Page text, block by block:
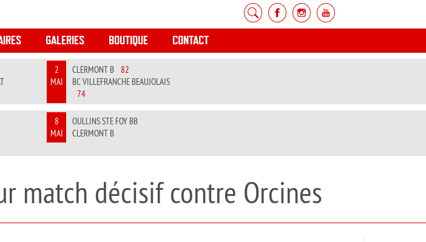
GALERIES BOUTIQUE CONTACT
2
MAI
CLERMONT B
82
BC VILLEFRANCHE BEAUJOLAIS
74
8
MAI
OULLINS STE FOY BB
CLERMONT B
match décisif contre Orcines